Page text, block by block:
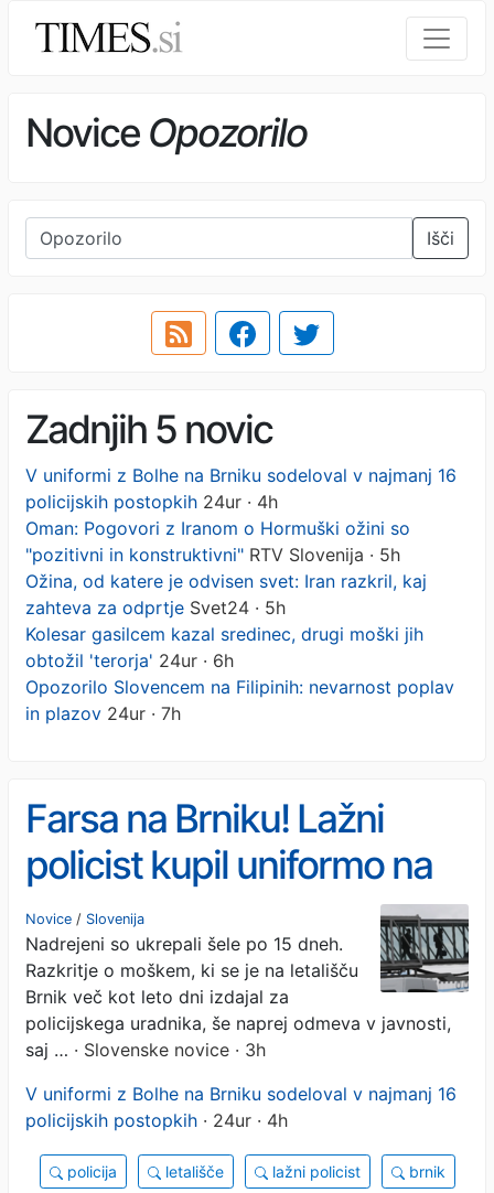
Novice Opozorilo
Išči
Zadnjih 5 novic
V uniformi z Bolhe na Brniku sodeloval v najmanj 16
policijskih postopkih 24ur · 4h
Oman: Pogovori z Iranom o Hormuški ožini so
"pozitivni in konstruktivni" RTV Slovenija · 5h
Ožina, od katere je odvisen svet: Iran razkril, kaj
zahteva za odprtje Svet24 · 5h
Kolesar gasilcem kazal sredinec, drugi moški jih
obtožil 'terorja' 24ur · 6h
Opozorilo Slovencem na Filipinih: nevarnost poplav
in plazov 24ur · 7h
Farsa na Brniku! Lažni
policist kupil uniformo na
Bolhi, vodil postopke in
hodil v varovane prostore z
lažno značko
Novice / Slovenija
Nadrejeni so ukrepali šele po 15 dneh.
Razkritje o moškem, ki se je na letališču
Brnik več kot leto dni izdajal za
policijskega uradnika, še naprej odmeva v javnosti,
saj … · Slovenske novice · 3h
V uniformi z Bolhe na Brniku sodeloval v najmanj 16
policijskih postopkih · 24ur · 4h
policija letališče lažni policist brnik